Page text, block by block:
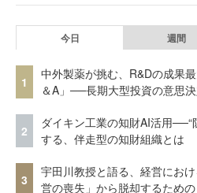
今日 週間
1
中外製薬が挑む、R&Dの成果
＆A」──長期大型投資の意思
2
ダイキン工業の知財AI活用──“
する、伴走型の知財組織とは
3
宇田川教授と語る、経営にお
営の喪失」から脱却するため